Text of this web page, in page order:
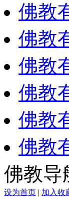
佛教
佛教
佛教
佛教
佛教
佛教
佛教导
设为首页 | 加入收